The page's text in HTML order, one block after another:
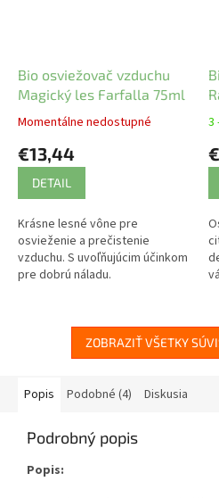
Bio osviežovač vzduchu
Magický les Farfalla 75ml
Momentálne nedostupné
€13,44
DETAIL
Krásne lesné vône pre
osvieženie a prečistenie
vzduchu. S uvoľňujúcim účinkom
pre dobrú náladu.
3
ZOBRAZIŤ VŠETKY
Popis Podobné (4) Diskusia
Podrobný popis
Popis: